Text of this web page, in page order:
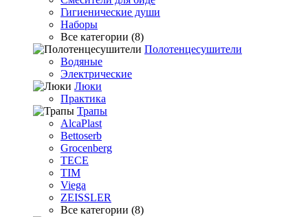
Гигиенические души
Наборы
Все категории (8)
Полотенцесушители
Водяные
Электрические
Люки
Практика
Трапы
AlcaPlast
Bettoserb
Grocenberg
TECE
TIM
Viega
ZEISSLER
Все категории (8)